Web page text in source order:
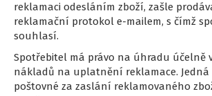
reklamaci odesláním zboží, zašle
reklamační protokol e-mailem, s čímž
souhlasí.
Spotřebitel má právo na úhradu účelně
nákladů na uplatnění reklamace. Jedná
poštovné za zaslání reklamovaného